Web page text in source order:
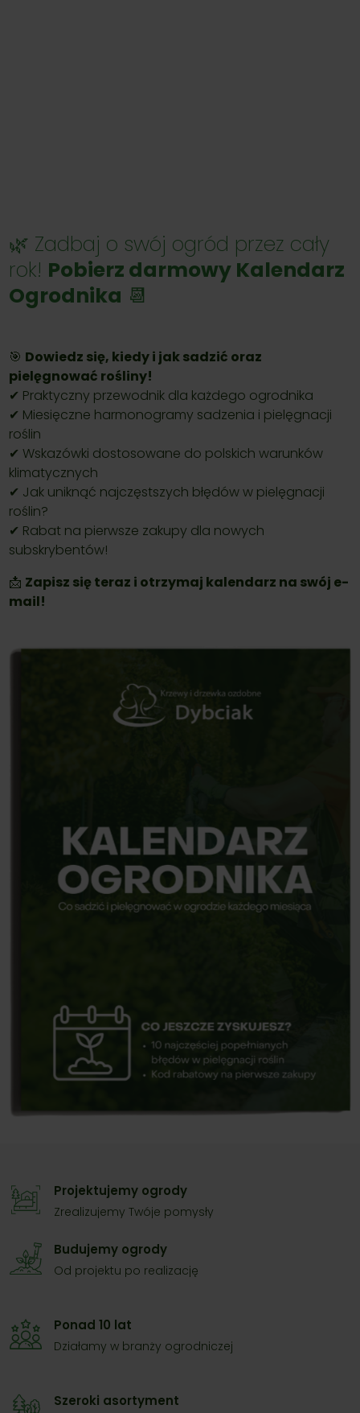
🌿 Zadbaj o swój ogród przez cały
rok! Pobierz darmowy Kalendarz
Ogrodnika 📆
🎯 Dowiedz się, kiedy i jak sadzić oraz
pielęgnować rośliny!
✔ Praktyczny przewodnik dla każdego ogrodnika
✔ Miesięczne harmonogramy sadzenia i pielęgnacji
roślin
✔ Wskazówki dostosowane do polskich warunków
klimatycznych
✔ Jak uniknąć najczęstszych błędów w pielęgnacji
roślin?
✔ Rabat na pierwsze zakupy dla nowych
subskrybentów!
📩 Zapisz się teraz i otrzymaj kalendarz na swój e-
mail!
Projektujemy ogrody
Zrealizujemy Twóje pomysły
Budujemy ogrody
Od projektu po realizację
Ponad 10 lat
Działamy w branży ogrodniczej
Szeroki asortyment